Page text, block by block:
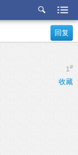
etu
p
回复
1 #
收藏